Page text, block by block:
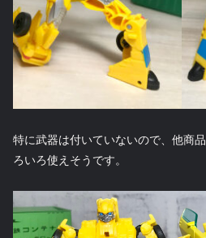
特に武器は付いていないので、他商
ろいろ使えそうです。